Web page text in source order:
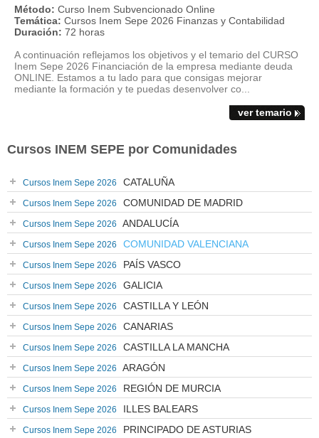
Método: Curso Inem Subvencionado Online
Temática: Cursos Inem Sepe 2026 Finanzas y Contabilidad
Duración: 72 horas
A continuación reflejamos los objetivos y el temario del CURSO
Inem Sepe 2026 Financiación de la empresa mediante deuda
ONLINE. Estamos a tu lado para que consigas mejorar
mediante la formación y te puedas desenvolver co...
ver temario
Cursos INEM SEPE por Comunidades
Cursos Inem Sepe 2026 CATALUÑA
Cursos Inem Sepe 2026 COMUNIDAD DE MADRID
Cursos Inem Sepe 2026 ANDALUCÍA
Cursos Inem Sepe 2026 COMUNIDAD VALENCIANA
Cursos Inem Sepe 2026 PAÍS VASCO
Cursos Inem Sepe 2026 GALICIA
Cursos Inem Sepe 2026 CASTILLA Y LEÓN
Cursos Inem Sepe 2026 CANARIAS
Cursos Inem Sepe 2026 CASTILLA LA MANCHA
Cursos Inem Sepe 2026 ARAGÓN
Cursos Inem Sepe 2026 REGIÓN DE MURCIA
Cursos Inem Sepe 2026 ILLES BALEARS
Cursos Inem Sepe 2026 PRINCIPADO DE ASTURIAS